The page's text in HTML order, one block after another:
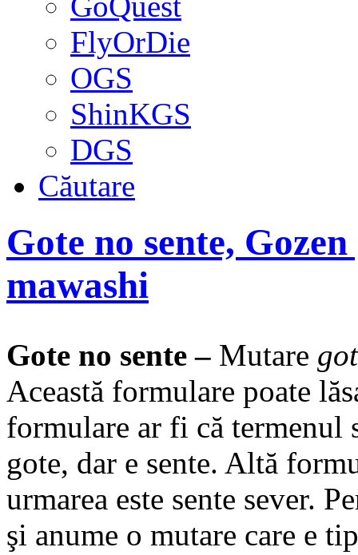
FlyOrDie
OGS
ShinKGS
DGS
Căutare
Gote no sente,
mawashi
Gote no sente – Mutare
Această formulare poate
formulare ar fi că termenul
gote, dar e sente. Altă
urmarea este sente sever.
şi anume o mutare care e